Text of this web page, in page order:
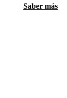
Saber más